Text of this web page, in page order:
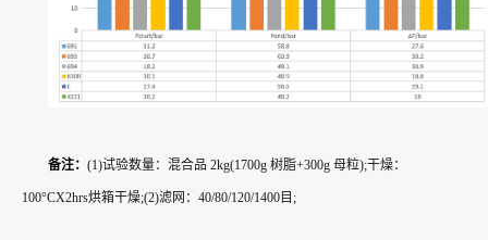
备注： (1)试验数量：混合品 2kg(1700g 树脂+300g 母粒);干燥：
100°CX2hrs烘箱干燥;(2)滤网：40/80/120/1400目;